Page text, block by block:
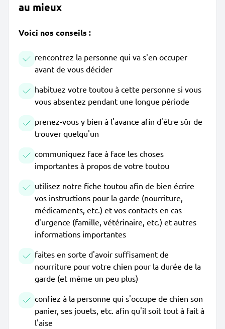
au mieux
Voici nos conseils :
rencontrez la personne qui va s'en occuper
avant de vous décider
habituez votre toutou à cette personne si vous
vous absentez pendant une longue période
prenez-vous y bien à l'avance afin d'être sûr de
trouver quelqu'un
communiquez face à face les choses
importantes à propos de votre toutou
utilisez notre fiche toutou afin de bien écrire
vos instructions pour la garde (nourriture,
médicaments, etc.) et vos contacts en cas
d'urgence (famille, vétérinaire, etc.) et autres
informations importantes
faites en sorte d'avoir suffisament de
nourriture pour votre chien pour la durée de la
garde (et même un peu plus)
confiez à la personne qui s'occupe de chien son
panier, ses jouets, etc. afin qu'il soit tout à fait à
l'aise